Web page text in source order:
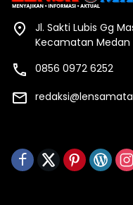
Jl. Sakti Lubis Gg
Kecamatan Medan
0856 0972 6252